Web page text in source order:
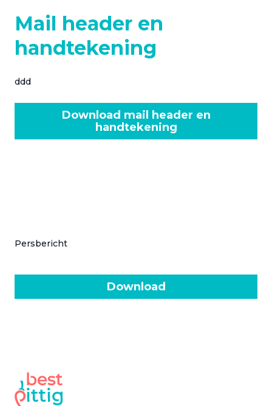
Mail header en
handtekening
ddd
Download mail header en
handtekening
Persbericht
Download